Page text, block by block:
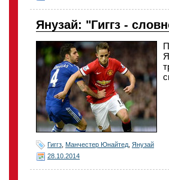
Янузай: "Гиггз -
Гиггз Манчестер Юнайтед Янузай
28.10.2014